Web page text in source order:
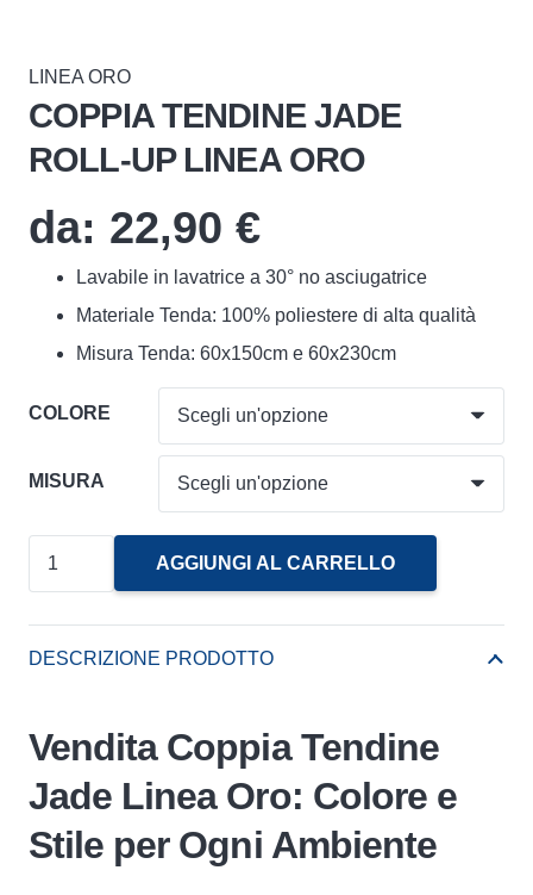
LINEA ORO
COPPIA TENDINE JADE
ROLL-UP LINEA ORO
da: 22,90 €
Lavabile in lavatrice a 30° no asciugatrice
Materiale Tenda: 100% poliestere di alta qualità
Misura Tenda: 60x150cm e 60x230cm
COLORE
MISURA
Roll-
Oro
quantità
AGGIUNGI AL CARRELLO
DESCRIZIONE PRODOTTO
Vendita Coppia Tendine
Jade Linea Oro: Colore e
Stile per Ogni Ambiente